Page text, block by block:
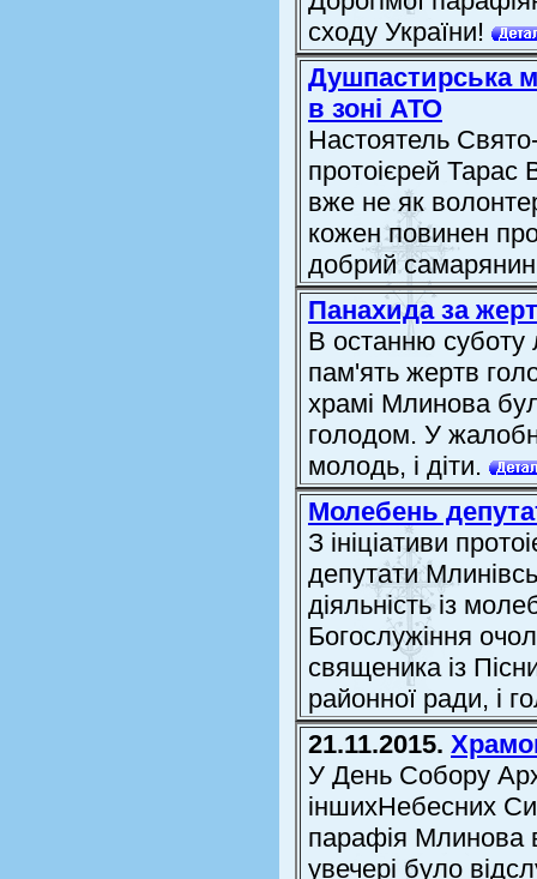
сходу України!
Душпастирська
в зоні АТО
Настоятель
протоієрей
вже не як
кожен повинен
добрий
Панахида за
В останню суботу
пам'ять жертв
храмі Млинова
голодом. У
молодь, і діти.
Молебень
З ініціативи
депутати
діяльність із
Богослужіння
священика із
районної ради, і
21.11.2015.
У День Собору
іншихНебесних
парафія Млинова
увечері було